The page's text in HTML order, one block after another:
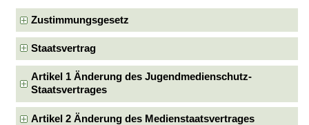
Zustimmungsgesetz
Staatsvertrag
Artikel 1 Änderung des Jugendmedienschutz-
Staatsvertrages
Artikel 2 Änderung des Medienstaatsvertrages